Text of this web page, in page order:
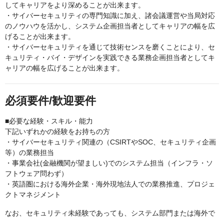
してキャリアをより深めることが出来ます。
・サイバーセキュリティの専門知識に加え、諸会議運営や当局対応
のノウハウを活かし、システム企画担当者としてキャリアの幅を広
げることが出来ます。
・サイバーセキュリティを通じて技術センスを磨くことにより、セ
キュリティ・バイ・デザインを実践できる業務企画担当者としてキ
ャリアの幅を広げることが出来ます。
必須要件/歓迎要件
■必要な経験・スキル・能力
下記いずれかの経験をお持ちの方
・サイバーセキュリティ関連の（CSIRTやSOC、セキュリティ企画
等）の業務担当
・事業会社(金融機関が望ましい)でのシステム担当（インフラ・ソ
フトウェア問わず）
・英語圏における海外企業・海外現地法人での業務推進、プロジェ
クトマネジメント
なお、セキュリティ未経験であっても、システム部門または海外で